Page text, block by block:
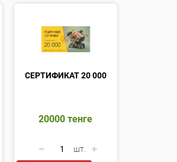
СЕРТИФИКАТ 20 000
20000тенге
шт.